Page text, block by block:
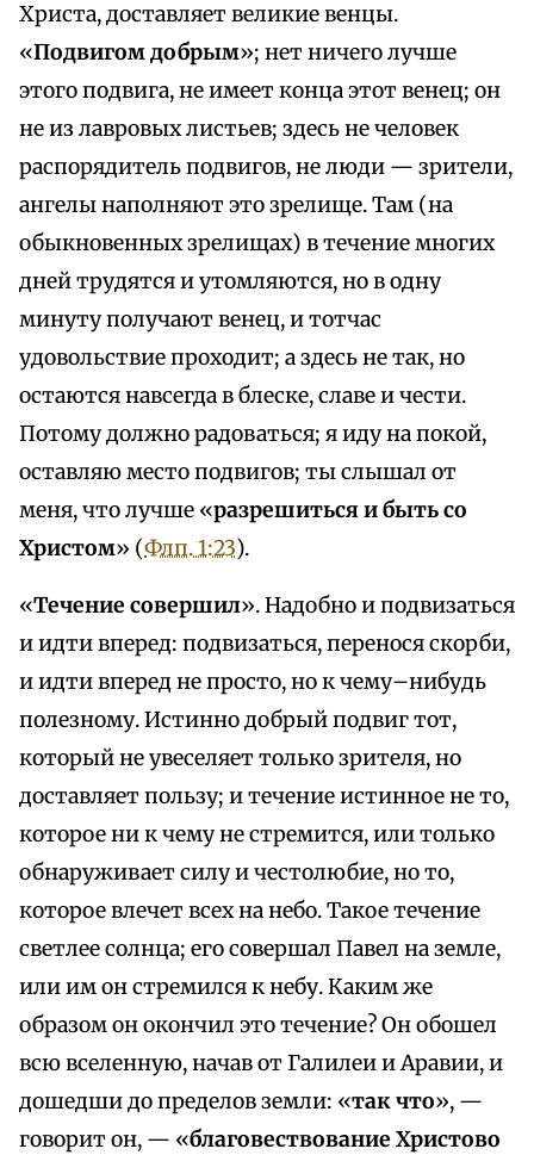
Христа, доставляет великие венцы.
«Подвигом добрым»; нет ничего лучше
этого подвига, не имеет конца этот венец; он
не из лавровых листьев; здесь не человек
распорядитель подвигов, не люди — зрители,
ангелы наполняют это зрелище. Там (на
обыкновенных зрелищах) в течение многих
дней трудятся и утомляются, но в одну
минуту получают венец, и тотчас
удовольствие проходит; а здесь не так, но
остаются навсегда в блеске, славе и чести.
Потому должно радоваться; я иду на покой,
оставляю место подвигов; ты слышал от
меня, что лучше «разрешиться и быть со
Христом» (Флп. 1:23).
«Течение совершил». Надобно и подвизаться
и идти вперед: подвизаться, перенося скорби,
и идти вперед не просто, но к чему–нибудь
полезному. Истинно добрый подвиг тот,
который не увеселяет только зрителя, но
доставляет пользу; и течение истинное не то,
которое ни к чему не стремится, или только
обнаруживает силу и честолюбие, но то,
которое влечет всех на небо. Такое течение
светлее солнца; его совершал Павел на земле,
или им он стремился к небу. Каким же
образом он окончил это течение? Он обошел
всю вселенную, начав от Галилеи и Аравии, и
дошедши до пределов земли: «так что», —
говорит он, — «благовествование Христово